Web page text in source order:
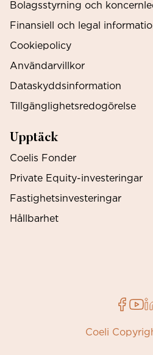
Bolagsstyrning och
Finansiell och legal
Cookiepolicy
Användarvillkor
Dataskyddsinformation
Tillgänglighetsredogörelse
Upptäck
Coelis Fonder
Private Equity-investeringar
Fastighetsinvesteringar
Hållbarhet
Coeli